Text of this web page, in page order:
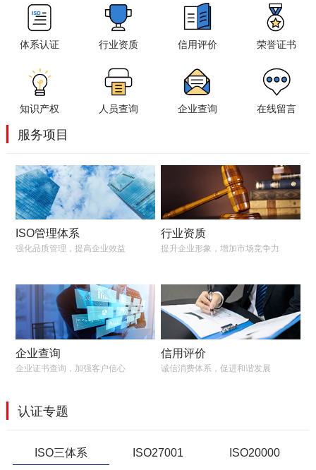
体系认证 行业资质 信用评价 荣誉证书
知识产权 人员查询 企业查询 在线留言
服务项目
ISO管理体系
强化品质管理，提高企业效益
行业资质
提升企业形象，增加市场竞争力
企业查询
企业证书查询，加强客户信心
信用评价
诚信消费体系，促进和谐发展
认证专题
ISO三体系 ISO27001 ISO20000